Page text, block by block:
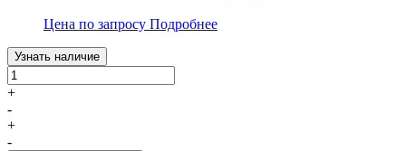
Цена по запросу Подробнее
Узнать наличие
+
-
+
-